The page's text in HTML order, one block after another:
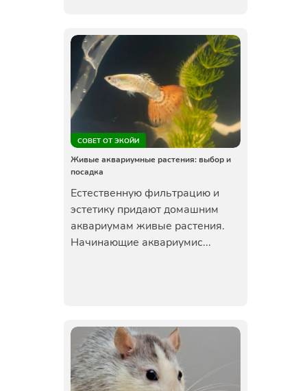
СОВЕТ ОТ ЭКОЙИ
Живые аквариумные растения: выбор и
посадка
Естественную фильтрацию и
эстетику придают домашним
аквариумам живые растения.
Начинающие аквариумис...